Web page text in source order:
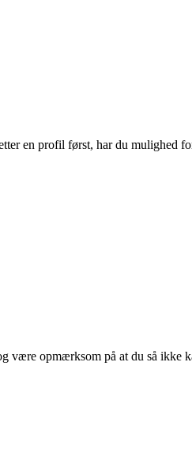
en profil først, har du mulighed
være opmærksom på at du så ikke